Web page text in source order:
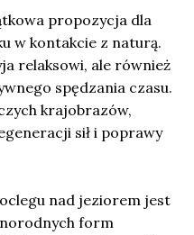
propozycja dla
w kontakcie z naturą.
relaksowi, ale również
spędzania czasu.
krajobrazów,
sił i poprawy
nad jeziorem jest
form